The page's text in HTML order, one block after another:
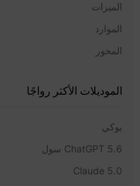
الميزات
الموارد
المحور
الموديلات الأكثر رواجًا
يوكي
ChatGPT 5.6 سول
Claude 5.0